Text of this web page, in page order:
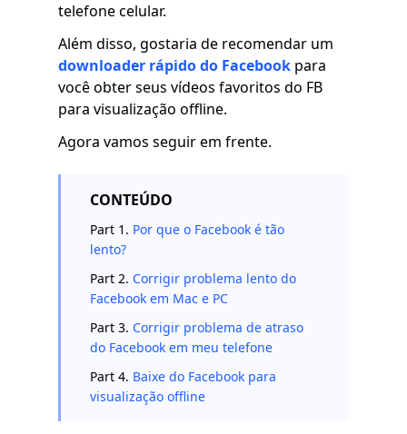
telefone celular.
Além disso, gostaria de recomendar um
downloader rápido do Facebook para
você obter seus vídeos favoritos do FB
para visualização offline.
Agora vamos seguir em frente.
CONTEÚDO
Part 1. Por que o Facebook é tão
lento?
Part 2. Corrigir problema lento do
Facebook em Mac e PC
Part 3. Corrigir problema de atraso
do Facebook em meu telefone
Part 4. Baixe do Facebook para
visualização offline